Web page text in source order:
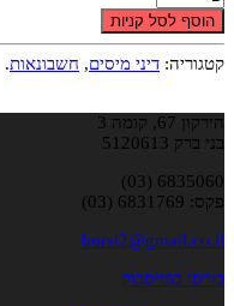
הוסף לסל קניות
קטגוריה: דיני מיסים, חשבונאות.
הירקון 67, קומה 3
בני ברק 5120613
6835060 (03)
פקס: 6831769 (03)
bursi2@gmail.co.il
בורסי בפייסבוק